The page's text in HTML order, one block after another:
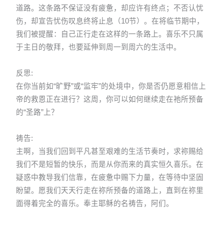
道路。这条路不保证没有疲惫，却应许有终点；不否认忧
伤，却宣告忧伤叹息终将止息（10节）。在将临节期中，
我们被提醒：自己正行走在这样的一条路上。喜乐不只属
于主日的敬拜，也要延伸到周一到周六的生活中。
反思:
在你当前如“旷野”或“监牢”的处境中，你是否仍愿意相信上
帝的救恩正在进行？这周，你可以如何继续走在祂所预备
的“圣路”上？
祷告:
主啊，当我们回到平凡甚至艰难的生活节奏时，求祢赐给
我们不是短暂的快乐，而是从你而来的真实恒久喜乐。在
疑惑中教导我们信靠，在疲惫中赐下力量，在等待中坚固
盼望。愿我们天天行走在祢所预备的道路上，直到在祢里
面得着完全的喜乐。奉主耶稣的名祷告，阿们。